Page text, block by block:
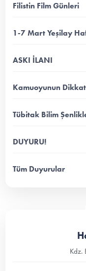
Filistin Film Günleri
1-7 Mart Yeşilay
ASKI İLANI
Kamuoyunun
Tübitak Bilim
DUYURU!
Tüm Duyurular
Kdz.